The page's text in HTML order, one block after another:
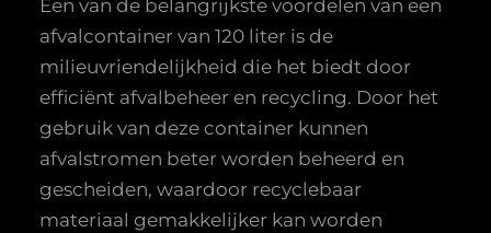
Een van de belangrijkste voordelen van een
afvalcontainer van 120 liter is de
milieuvriendelijkheid die het biedt door
efficiënt afvalbeheer en recycling. Door het
gebruik van deze container kunnen
afvalstromen beter worden beheerd en
gescheiden, waardoor recyclebaar
materiaal gemakkelijker kan worden